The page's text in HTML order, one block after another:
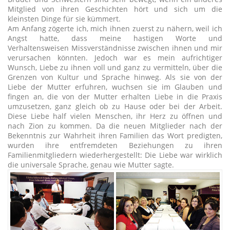
Mitglied von ihren Geschichten hört und sich um die
kleinsten Dinge für sie kümmert.
Am Anfang zögerte ich, mich ihnen zuerst zu nähern, weil ich
Angst hatte, dass meine hastigen Worte und
Verhaltensweisen Missverständnisse zwischen ihnen und mir
verursachen könnten. Jedoch war es mein aufrichtiger
Wunsch, Liebe zu ihnen voll und ganz zu vermitteln, über die
Grenzen von Kultur und Sprache hinweg. Als sie von der
Liebe der Mutter erfuhren, wuchsen sie im Glauben und
fingen an, die von der Mutter erhalten Liebe in die Praxis
umzusetzen, ganz gleich ob zu Hause oder bei der Arbeit.
Diese Liebe half vielen Menschen, ihr Herz zu öffnen und
nach Zion zu kommen. Da die neuen Mitglieder nach der
Bekenntnis zur Wahrheit ihren Familien das Wort predigten,
wurden ihre entfremdeten Beziehungen zu ihren
Familienmitgliedern wiederhergestellt: Die Liebe war wirklich
die universale Sprache, genau wie Mutter sagte.